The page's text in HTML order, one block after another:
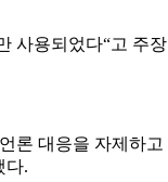
사용되었다“고 주
론 대응을 자제하
다.